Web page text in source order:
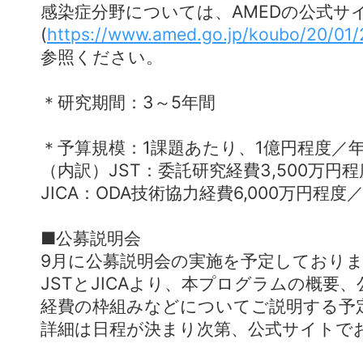
感染症分野については、AMEDの公式サ
(https://www.amed.go.jp/koubo/20/01/
参照ください。
＊研究期間：3～5年間
＊予算規模：1課題あたり、1億円程度／
（内訳）JST：委託研究経費3,500万円
JICA：ODA技術協力経費6,000万円程度
■公募説明会
9月に公募説明会の実施を予定しており
JSTとJICAより、本プログラムの概要、
経費の枠組みなどについてご説明する予
詳細は日程が決まり次第、公式サイトで